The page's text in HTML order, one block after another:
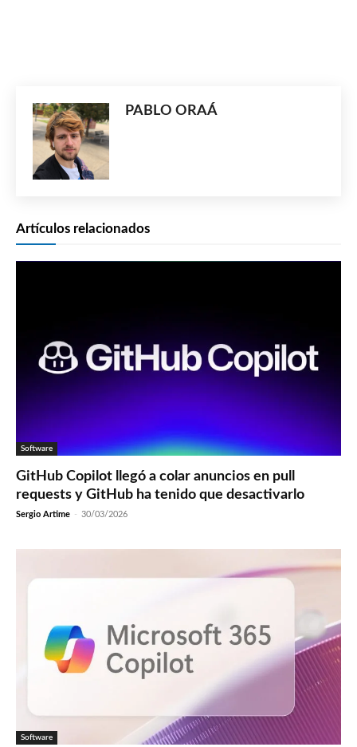
PABLO ORAÁ
Artículos relacionados
Software
GitHub Copilot llegó a colar anuncios en pull
requests y GitHub ha tenido que desactivarlo
Sergio Artime - 30/03/2026
Software